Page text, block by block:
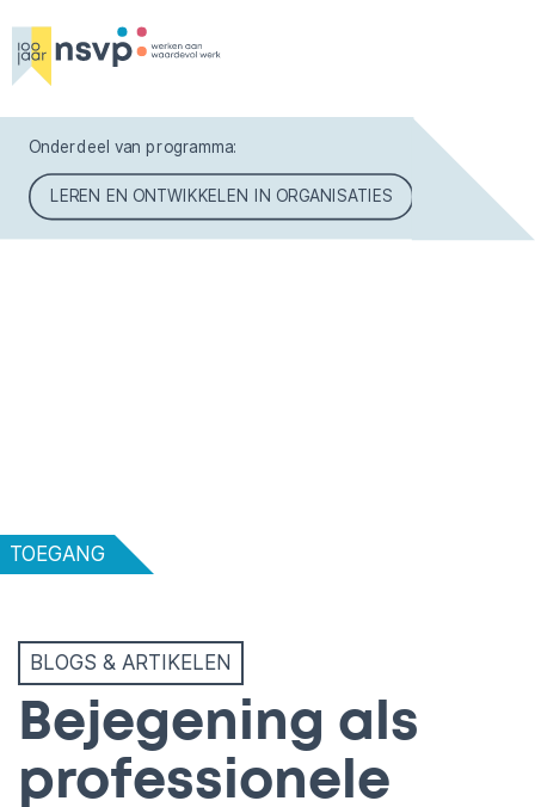
Onderdeel van programma:
LEREN EN ONTWIKKELEN IN ORGANISATIES
TOEGANG
BLOGS & ARTIKELEN
Bejegening als
professionele